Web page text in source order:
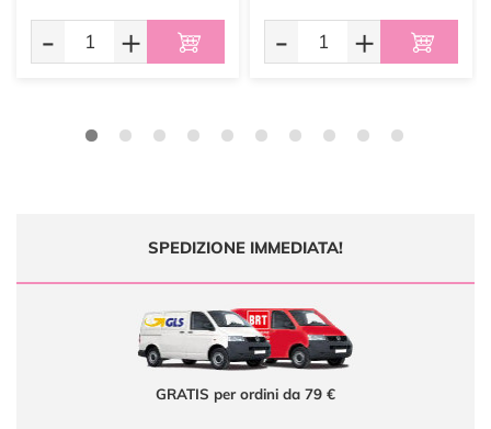
- + - +
SPEDIZIONE IMMEDIATA!
GRATIS per ordini da 79 €